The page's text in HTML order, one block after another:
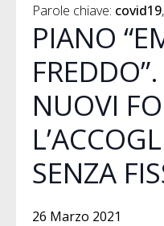
Parole chiave: covid19
PIANO
NUOVI
SENZA
26 Marzo 2021